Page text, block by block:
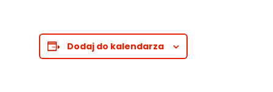
Dodaj do kalendarza
Marketing
Udostępniając